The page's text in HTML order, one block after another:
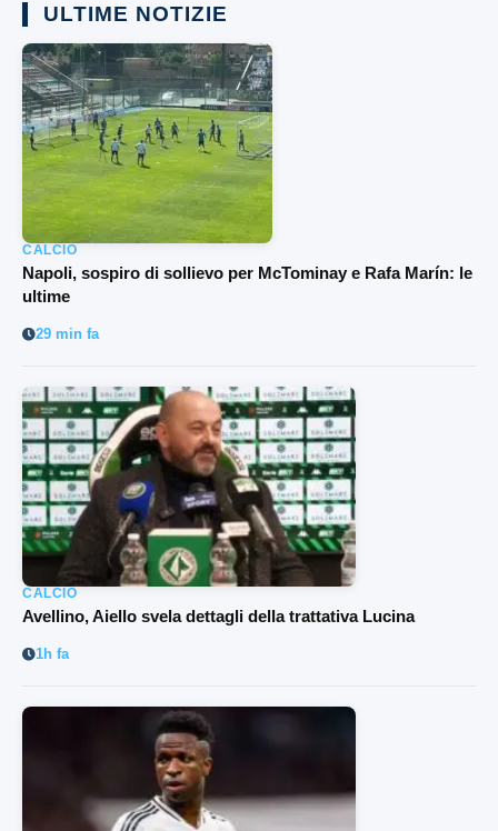
ULTIME NOTIZIE
CALCIO
Napoli, sospiro di sollievo per McTominay e Rafa Marín: le
ultime
29 min fa
CALCIO
Avellino, Aiello svela dettagli della trattativa Lucina
1h fa